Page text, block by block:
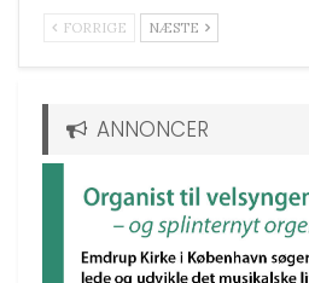
FORRIGE NÆSTE
ANNONCER